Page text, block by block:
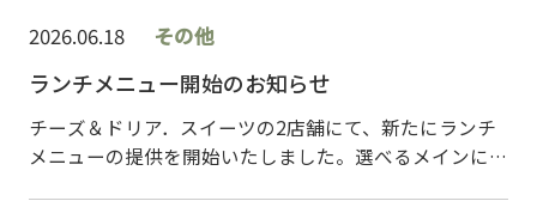
す…
2026.06.18 その他
ランチメニュー開始のお知らせ
チーズ＆ドリア．スイーツの2店舗にて、新たにランチ
メニューの提供を開始いたしました。選べるメインにス